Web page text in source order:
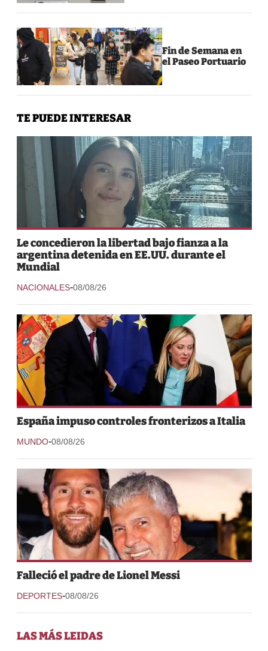
Fin de Semana en
el Paseo Portuario
TE PUEDE INTERESAR
Le concedieron la libertad bajo fianza a la
argentina detenida en EE.UU. durante el
Mundial
NACIONALES-08/08/26
España impuso controles fronterizos a Italia
MUNDO-08/08/26
Falleció el padre de Lionel Messi
DEPORTES-08/08/26
LAS MÁS LEIDAS